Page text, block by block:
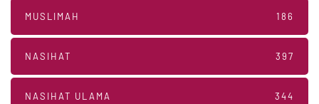
MUSLIMAH 186
NASIHAT 397
NASIHAT ULAMA 344